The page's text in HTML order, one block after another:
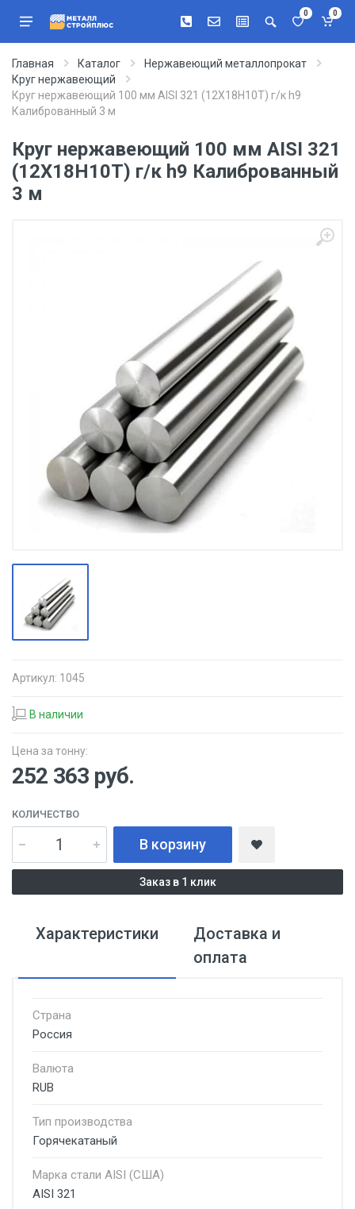
0 0
Главная Каталог
Нержавеющий металлопрокат
Круг нержавеющий
Круг нержавеющий 100 мм AISI 321 (12Х18Н10Т) г/к h9
Калиброванный 3 м
Круг нержавеющий 100 мм AISI 321
(12Х18Н10Т) г/к h9 Калиброванный
3 м
Артикул: 1045
В наличии
Цена за тонну:
252 363 руб.
КОЛИЧЕСТВО
В корзину
Заказ в 1 клик
Характеристики
Доставка и
оплата
Страна
Россия
Валюта
RUB
Тип производства
Горячекатаный
Марка стали AISI (США)
AISI 321